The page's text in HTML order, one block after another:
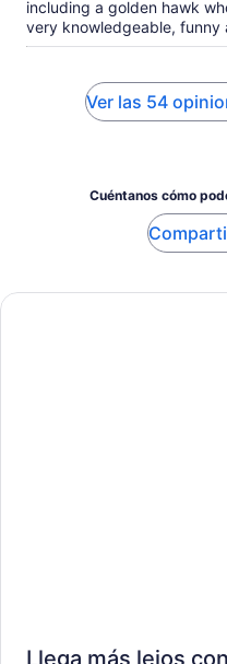
including a golden hawk
very knowledgeable, funny
Ver las 54
Cuéntanos cómo
Llega más lejos